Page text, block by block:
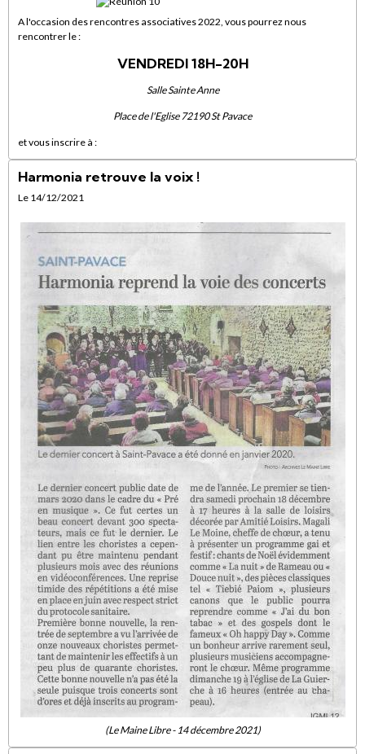
A l'occasion des rencontres associatives 2022, vous pourrez nous
rencontrer le :
VENDREDI 18H-20H
Salle Sainte Anne
Place de l'Eglise 72190 St Pavace
et vous inscrire à :
Harmonia retrouve la voix !
Le 14/12/2021
(Le Maine Libre - 14 décembre 2021)